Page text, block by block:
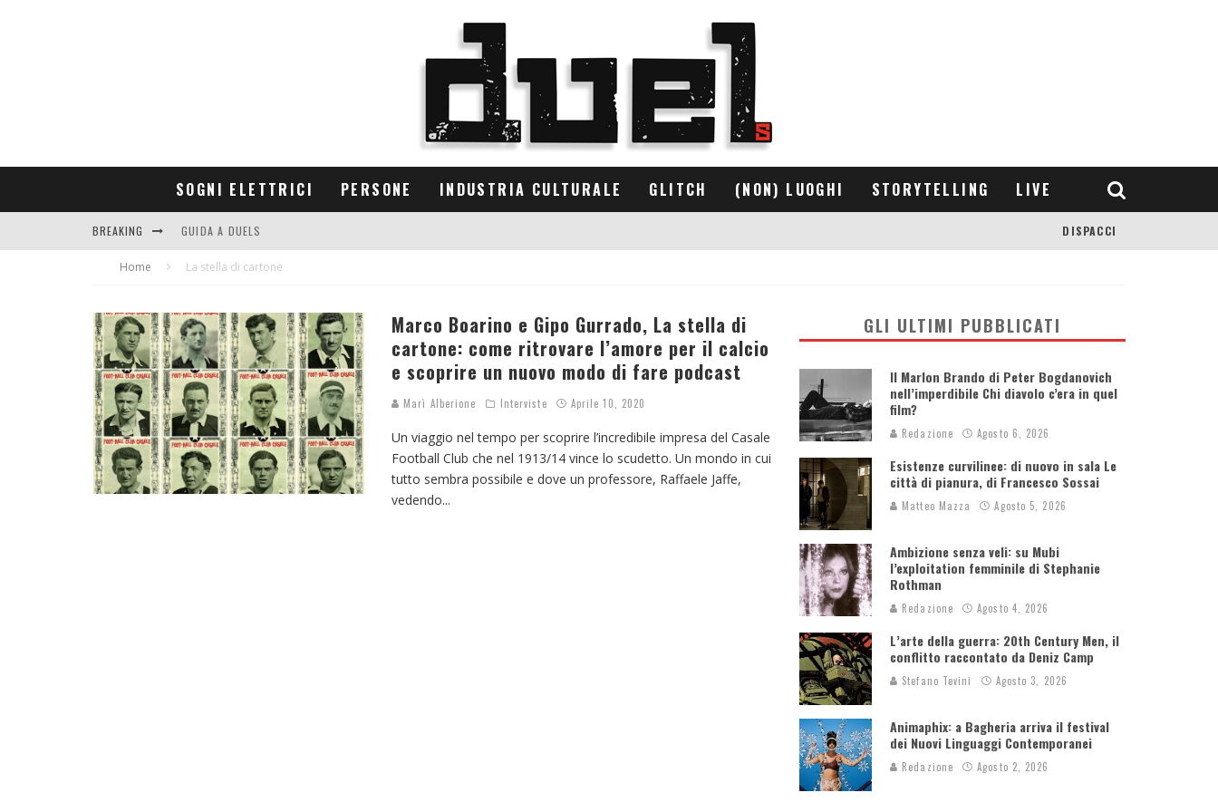
SOGNI ELETTRICI PERSONE INDUSTRIA CULTURALE GLITCH (NON) LUOGHI STORYTELLING LIVE
BREAKING GUIDA A DUELS
CONTRIBUTORS
DISPACCI
Home La stella di cartone
Marco Boarino e Gipo Gurrado, La stella di
cartone: come ritrovare l’amore per il calcio
e scoprire un nuovo modo di fare podcast
Marì Alberione Interviste Aprile 10, 2020
Un viaggio nel tempo per scoprire l’incredibile impresa del Casale
Football Club che nel 1913/14 vince lo scudetto. Un mondo in cui
tutto sembra possibile e dove un professore, Raffaele Jaffe,
vedendo...
GLI ULTIMI PUBBLICATI
Il Marlon Brando di Peter Bogdanovich
nell’imperdibile Chi diavolo c’era in quel
film?
Redazione Agosto 6, 2026
Esistenze curvilinee: di nuovo in sala Le
città di pianura, di Francesco Sossai
Matteo Mazza Agosto 5, 2026
Ambizione senza veli: su Mubi
l’exploitation femminile di Stephanie
Rothman
Redazione Agosto 4, 2026
L’arte della guerra: 20th Century Men, il
conflitto raccontato da Deniz Camp
Stefano Tevini Agosto 3, 2026
Animaphix: a Bagheria arriva il festival
dei Nuovi Linguaggi Contemporanei
Redazione Agosto 2, 2026